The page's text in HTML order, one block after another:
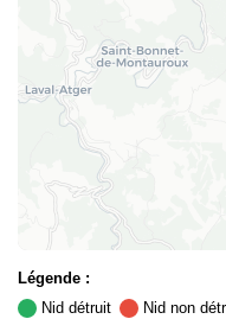
Légende :
Nid détruit
Nid non